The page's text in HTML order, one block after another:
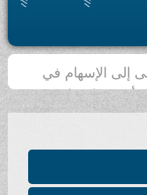
الإسهام في
سامٍ ملتزم